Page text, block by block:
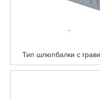
Тип шлюпбалки с